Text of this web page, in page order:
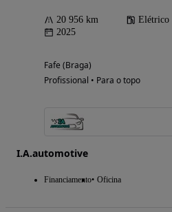
20 956 km Elétrico
2025
Fafe (Braga)
Profissional • Para o topo
I.A.automotive
Financiamento Oficina